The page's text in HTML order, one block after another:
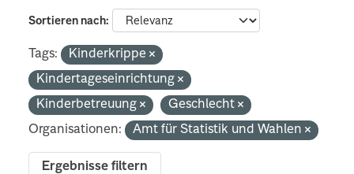
Sortieren nach
Tags:
Kinderkrippe
Kindertageseinrichtung
Kinderbetreuung
Geschlecht
Organisationen:
Amt für Statistik und Wahlen
Ergebnisse filtern